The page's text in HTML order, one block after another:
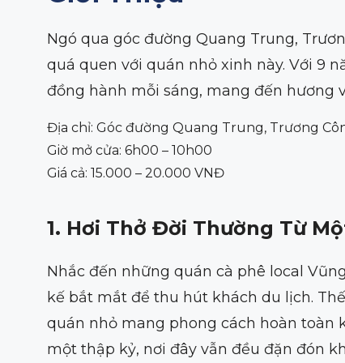
Ngó qua góc đường Quang Trung,
quá quen với quán nhỏ xinh này. Với 9
đồng hành mỗi sáng, mang đến hương
Địa chỉ: Góc đường Quang Trung, Trương
Giờ mở cửa: 6h00 – 10h00
Giá cả: 15.000 – 20.000 VNĐ
1. Hơi Thở Đời Thường Từ
Nhắc đến những quán cà phê local
kế bắt mắt để thu hút khách du lịch.
quán nhỏ mang phong cách hoàn toàn
một thập kỷ, nơi đây vẫn đều đặn đón